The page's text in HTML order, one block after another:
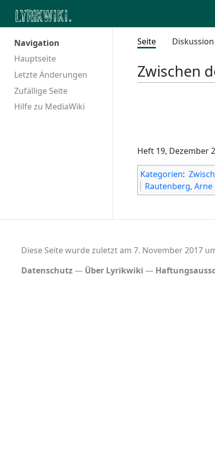
Navigation
Hauptseite
Letzte Änderungen
Zufällige Seite
Hilfe zu MediaWiki
Seite Diskussion
Zwischen
Heft 19, Dezember
Kategorien:
Rautenberg, Arne
Diese Seite wurde zuletzt am 7. November 2017
Datenschutz
Über Lyrikwiki